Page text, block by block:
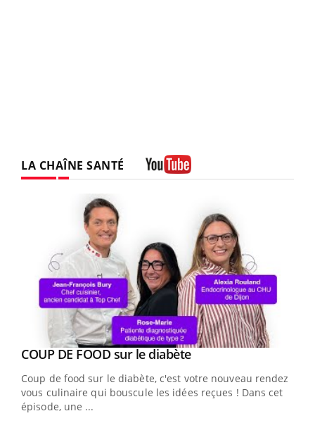
LA CHAÎNE SANTÉ
Youtube
COUP DE FOOD sur le diabèteYoutube
Coup de food sur le diabète, c'est votre nouveau rendez-
vous culinaire qui bouscule les idées reçues ! Dans cet
épisode, une ...